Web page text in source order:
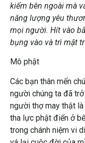
kiếm bên ngoài mà
năng lượng yêu
mọi người. Hít vào
bụng vào và trì mật
Mô phật
Các bạn thân mến
người chúng ta đã
người thợ may thật
tha lực phật điển ở
trong chánh niệm vi